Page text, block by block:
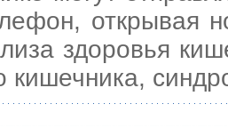
открывая
здоровья
кишечника,